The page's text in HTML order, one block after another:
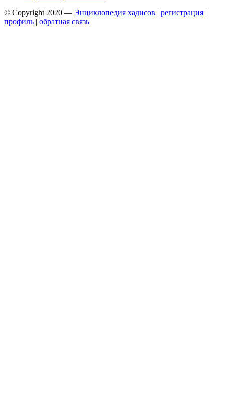
© Copyright 2020 — Энциклопедия хадисов | регистрация |
профиль | обратная связь